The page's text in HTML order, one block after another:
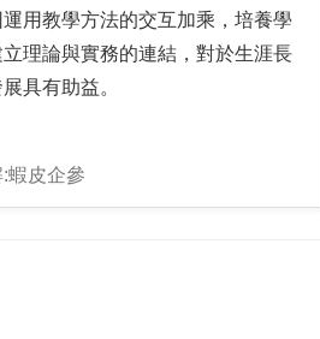
運用教學方法的交互加乘，培養學
理論與實務的連結，對於生涯長
具有助益。
:蝦皮企參